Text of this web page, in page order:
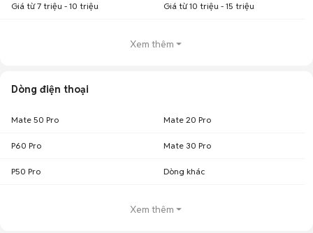
Giá từ 7 triệu - 10 triệu Giá từ 10 triệu - 15 triệu
Xem thêm
Dòng điện thoại
Mate 50 Pro Mate 20 Pro
P60 Pro Mate 30 Pro
P50 Pro Dòng khác
Xem thêm